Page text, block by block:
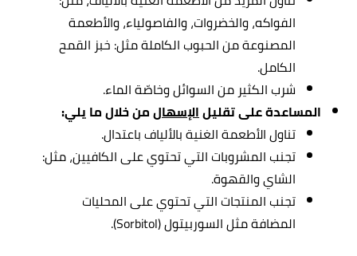
الفواكه، والخضروات، والفاصولياء، والأطعمة
المصنوعة من الحبوب الكاملة مثل: خبز القمح
الكامل.
شرب الكثير من السوائل وخاصّة الماء.
المساعدة على تقليلالإسهالمن خلال ما يلي:
تناول الأطعمة الغنية بالألياف باعتدال.
تجنب المشروبات التي تحتوي على الكافيين، مثل:
الشاي والقهوة.
تجنب المنتجات التي تحتوي على المحليات
المضافة مثل السوربيتول (Sorbitol).